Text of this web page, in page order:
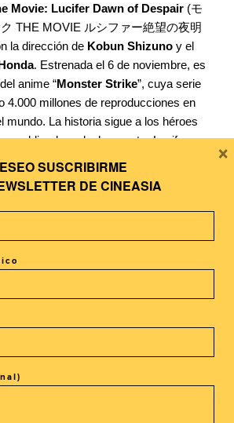
Movie: Lucifer Dawn of Despair (モ
THE MOVIE ルシファー絶望の夜明
la dirección de Kobun Shizuno y el
. Estrenada el 6 de noviembre, es
anime “Monster Strike”, cuya serie
4.000 millones de reproducciones en
mundo. La historia sigue a los héroes
obligados a luchar contra Lucifer
el top 10 conLa Patrulla canina:
(パウ・パトロール カーレー
SUSCRIBIRME
DE CINEASIA
×